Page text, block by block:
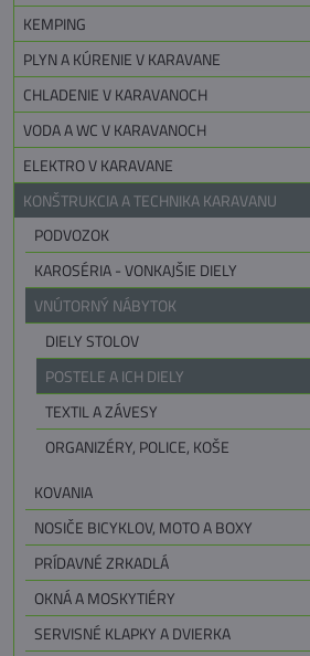
KEMPING
PLYN A KÚRENIE V KARAVANE
CHLADENIE V KARAVANOCH
VODA A WC V KARAVANOCH
ELEKTRO V KARAVANE
KONŠTRUKCIA A TECHNIKA KARAVANU
PODVOZOK
KAROSÉRIA - VONKAJŠIE DIELY
VNÚTORNÝ NÁBYTOK
DIELY STOLOV
POSTELE A ICH DIELY
TEXTIL A ZÁVESY
ORGANIZÉRY, POLICE, KOŠE
KOVANIA
NOSIČE BICYKLOV, MOTO A BOXY
PRÍDAVNÉ ZRKADLÁ
OKNÁ A MOSKYTIÉRY
SERVISNÉ KLAPKY A DVIERKA